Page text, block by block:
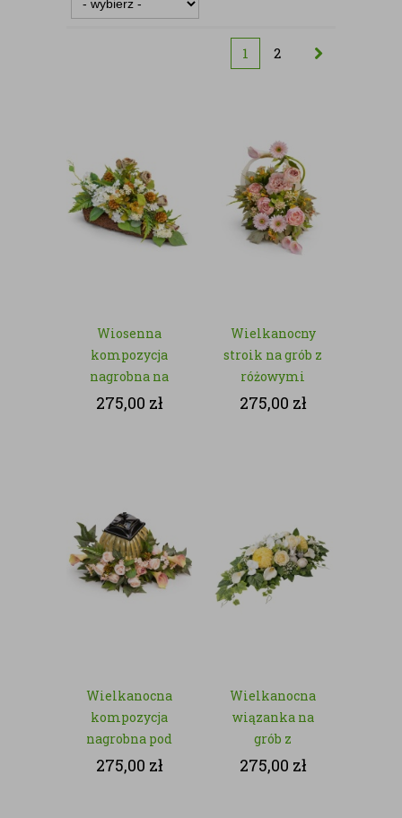
1 2
Wiosenna
kompozycja
nagrobna na
Wielkanoc ze
275,00 zł
Wielkanocny
stroik na grób z
różowymi
kwiatami –
275,00 zł
Wielkanocna
kompozycja
nagrobna pod
znicz z
275,00 zł
Wielkanocna
wiązanka na
grób z
zajączkiem –
275,00 zł